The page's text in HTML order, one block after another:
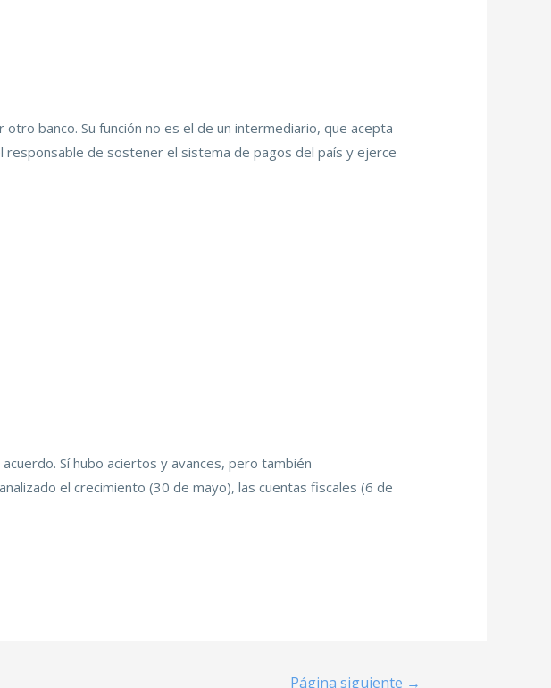
banco. Su función no es el de un intermediario, que acepta
de sostener el sistema de pagos del país y ejerce
Sí hubo aciertos y avances, pero también
el crecimiento (30 de mayo), las cuentas fiscales (6 de
Página siguiente →